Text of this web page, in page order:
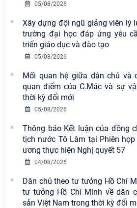
05/08/2026
Xây dựng đội ngũ giảng viên lý
trường đại học đáp ứng yêu
triển giáo dục và đào tạo
05/08/2026
Mối quan hệ giữa dân chủ và
quan điểm của C.Mác và sự
thời kỳ đổi mới
05/08/2026
Thông báo Kết luận của đồng
tịch nước Tô Lâm tại Phiên
ương thực hiện Nghị quyết 57
04/08/2026
Dân chủ theo tư tưởng Hồ Chí
tư tưởng Hồ Chí Minh về dân
sản Việt Nam trong thời kỳ đổi